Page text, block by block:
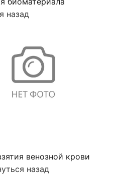
назад
венозной крови
назад